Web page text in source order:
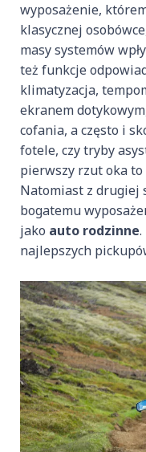
wyposażenie,
klasycznej
masy systemów
też funkcje
klimatyzacja,
ekranem
cofania, a często i
fotele, czy tryby
pierwszy rzut oka to
Natomiast z drugiej
bogatemu
jako auto rodzinne.
najlepszych